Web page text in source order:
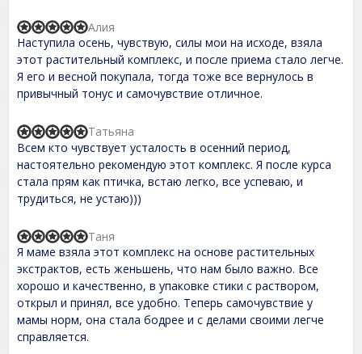
o
f
5
R
a
t
e
d
5
0
o
u
t
f
5
Наступила осень, чувствую, силы мои на исходе, взяла
этот растительный комплекс, и после приема стало легче.
Я его и весной покупала, тогда тоже все вернулось в
привычный тонус и самочувствие отличное.
Алия
R
a
t
d
5
0
o
u
t
f
5
Всем кто чувствует усталость в осенний период,
настоятельно рекомендую этот комплекс. Я после курса
стала прям как птичка, встаю легко, все успеваю, и
трудиться, не устаю)))
Татьяна
R
a
t
e
d
5
,
0
o
Я маме взяла этот комплекс на основе растительных
экстрактов, есть женьшень, что нам было важно. Все
хорошо и качественно, в упаковке стики с раствором,
открыл и принял, все удобно. Теперь самочувствие у
мамы норм, она стала бодрее и с делами своими легче
справляется.
Таня